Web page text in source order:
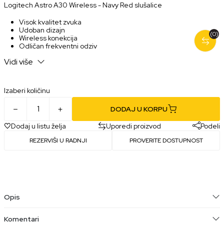
Logitech Astro A30 Wireless - Navy Red slušalice
Visok kvalitet zvuka
Udoban dizajn
Wireless konekcija
Odličan frekventni odziv
Vidi više
Izaberi količinu
DODAJ U KORPU
Dodaj u listu želja
Uporedi proizvod Podeli
REZERVIŠI U RADNJI PROVERITE DOSTUPNOST
(0)
Opis
Komentari